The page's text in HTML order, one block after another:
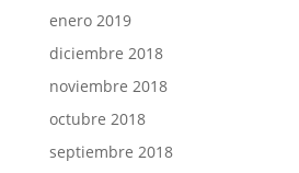
enero 2019
diciembre 2018
noviembre 2018
octubre 2018
septiembre 2018